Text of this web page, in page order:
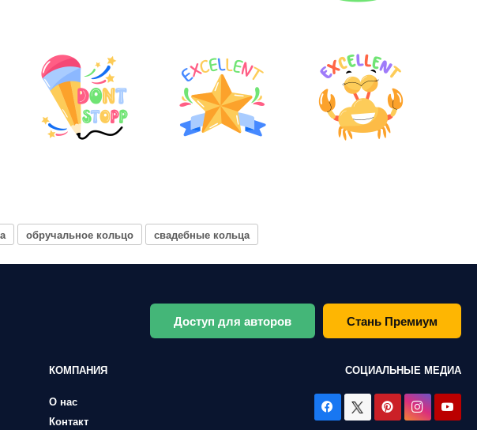
обручальное кольцо свадебные кольца
Доступ для авторов Стань Премиум
КОМПАНИЯ
О нас
Контакт
СОЦИАЛЬНЫЕ МЕДИА